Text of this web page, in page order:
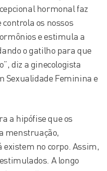
hormonal faz
os nossos
e estimula a
o gatilho para que
diz a ginecologista
Sexualidade Feminina e
a hipófise que os
menstruação,
no corpo. Assim,
A longo